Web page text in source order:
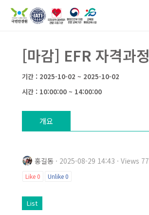
[마감] EFR 자격과정
기간 : 2025-10-02 ~ 2025-10-02
시간 : 10:00:00 ~ 14:00:00
개요
홍길동 · 2025-08-29 14:43 · Views 77
Like 0 Unlike0
List